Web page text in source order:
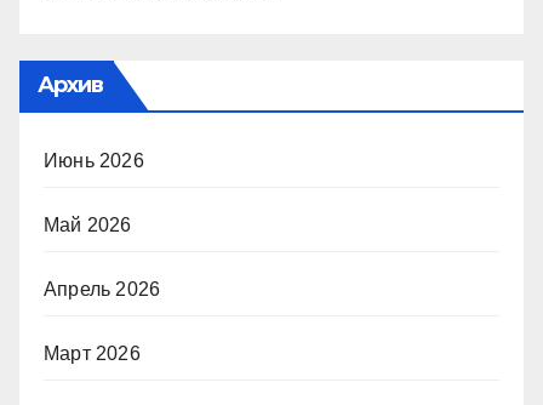
Архив
Июнь 2026
Май 2026
Апрель 2026
Март 2026